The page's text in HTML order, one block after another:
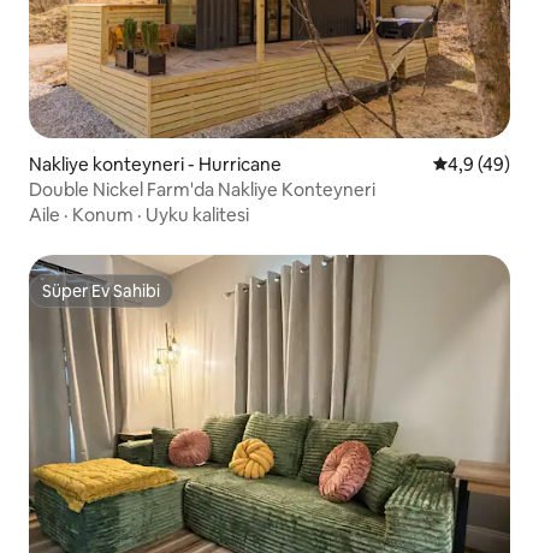
Nakliye konteyneri - Hurricane 5 üzerinden
4,9 (49)
Double Nickel Farm'da Nakliye Konteyneri
Aile · Konum · Uyku kalitesi
Süper Ev Sahibi
Süper Ev Sahibi